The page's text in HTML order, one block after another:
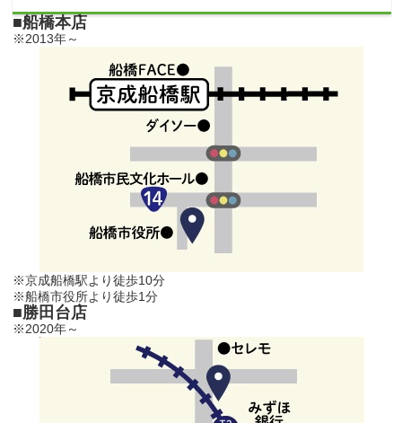
■船橋本店
※2013年～
※京成船橋駅より徒歩10分
※船橋市役所より徒歩1分
■勝田台店
※2020年～